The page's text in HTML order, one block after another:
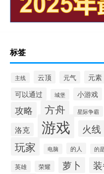
标签
主线 云顶 元气 元素
可以通过 城堡 小游戏
攻略 方舟 星际争霸
洛克 游戏 火线
玩家 电脑 的人 的是
英雄 荣耀 萝卜